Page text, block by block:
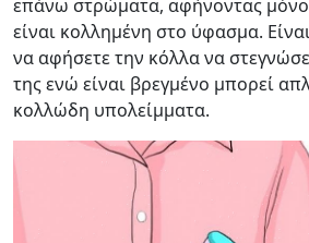
επάνω στρώματα, αφήνοντας
είναι κολλημένη στο ύφασμα.
να αφήσετε την κόλλα να
της ενώ είναι βρεγμένο μπορεί
κολλώδη υπολείμματα.